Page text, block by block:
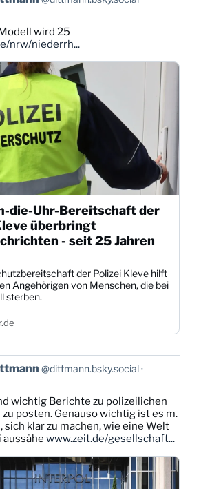
wird 25
nrw/niederrh...
die-Uhr-Bereitschaft der
überbringt
- seit 25 Jahren
der Polizei Kleve hilft
Angehörigen von Menschen, die bei
sterben.
@dittmann.bsky.social
wichtig Berichte zu polizeilichen
posten. Genauso wichtig ist es m.
sich klar zu machen, wie eine Welt
aussähe www.zeit.de/gesellschaft...